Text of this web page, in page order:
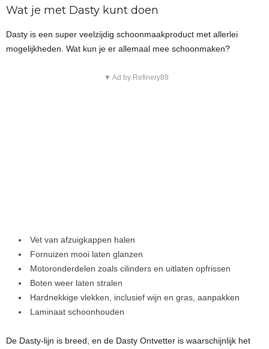
Wat je met Dasty kunt doen
Dasty is een super veelzijdig schoonmaakproduct met allerlei
mogelijkheden. Wat kun je er allemaal mee schoonmaken?
▼ Ad by Refinery89
Vet van afzuigkappen halen
Fornuizen mooi laten glanzen
Motoronderdelen zoals cilinders en uitlaten opfrissen
Boten weer laten stralen
Hardnekkige vlekken, inclusief wijn en gras, aanpakken
Laminaat schoonhouden
De Dasty-lijn is breed, en de Dasty Ontvetter is waarschijnlijk het